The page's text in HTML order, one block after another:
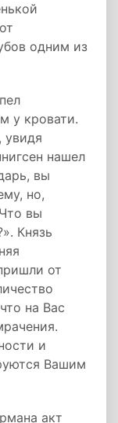
одним из
у кровати.
увидя
нашел
вы
но,
вы
Князь
от
на Вас
и
Вашим
акт